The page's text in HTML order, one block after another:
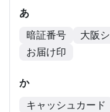
あ
暗証番号
大阪
お届け印
か
キャッシュカード